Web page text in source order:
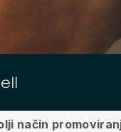
način